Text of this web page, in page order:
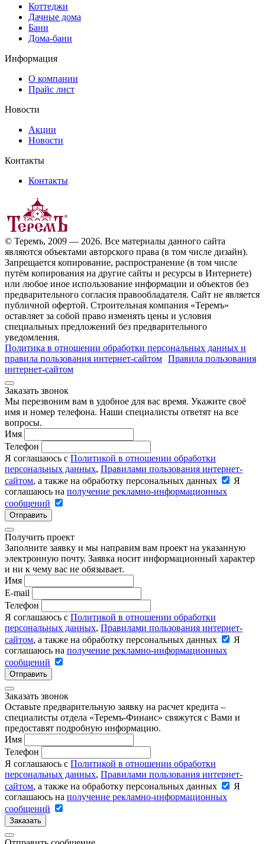
Коттеджи
Дачные дома
Бани
Дома-бани
Информация
О компании
Прайс лист
Новости
Акции
Новости
Контакты
Контакты
© Теремъ, 2009 — 2026. Все материалы данного сайта
являются объектами авторского права (в том числе дизайн).
Запрещается копирование, распространение (в том числе
путём копирования на другие сайты и ресурсы в Интернете)
или любое иное использование информации и объектов без
предварительного согласия правообладателя. Cайт не является
публичной офертой. Строительная компания «Теремъ»
оставляет за собой право изменять цены и условия
специальных предложений без предварительного
уведомления.
Политика в отношении обработки персональных данных и
правила пользования интернет-сайтом Правила пользования
интернет-сайтом
Заказать звонок
Мы перезвоним вам в удобное для вас время. Укажите своё
имя и номер телефона. Наши специалисты ответят на все
вопросы.
Имя
Телефон
Я соглашаюсь с Политикой в отношении обработки
персональных данных, Правилами пользования интернет-
сайтом, а также на обработку персональных данных
Я
соглашаюсь на получение рекламно-информационных
сообщений
Отправить
Получить проект
Заполните заявку и мы направим вам проект на указанную
электронную почту. Заявка носит информационный характер
и ни к чему вас не обязывает.
Имя
E-mail
Телефон
Я соглашаюсь с Политикой в отношении обработки
персональных данных, Правилами пользования интернет-
сайтом, а также на обработку персональных данных
Я
соглашаюсь на получение рекламно-информационных
сообщений
Отправить
Заказать звонок
Оставьте предварительную заявку на расчет кредита –
специалисты отдела «Теремъ-Финанс» свяжутся с Вами и
предоставят подробную информацию.
Имя
Телефон
Я соглашаюсь с Политикой в отношении обработки
персональных данных, Правилами пользования интернет-
сайтом, а также на обработку персональных данных
Я
соглашаюсь на получение рекламно-информационных
сообщений
Заказать